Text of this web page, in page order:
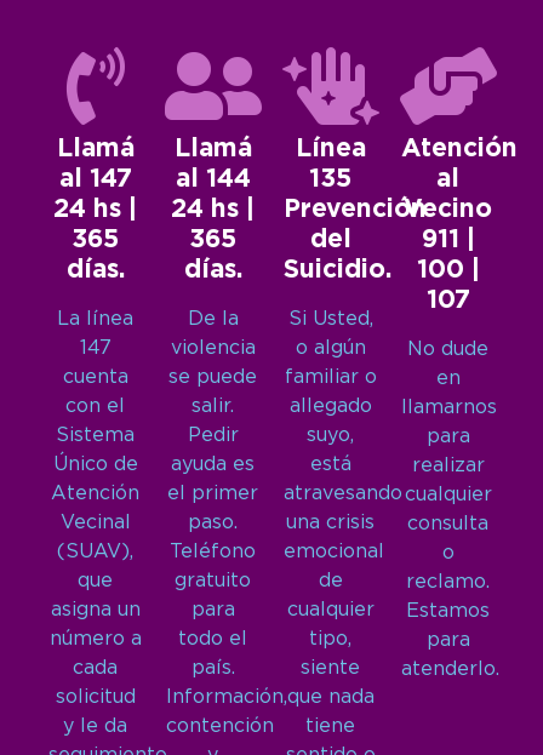
Llamá
al 147
24 hs |
365
días.
La línea
147
cuenta
con el
Sistema
Único de
Atención
Vecinal
(SUAV),
que
asigna un
número a
cada
solicitud
y le da
Llamá
al 144
24 hs |
365
días.
De la
violencia
se puede
salir.
Pedir
ayuda es
el primer
paso.
Teléfono
gratuito
para
todo el
país.
Información,
contención
Línea
135
Prevención
del
Suicidio.
Si Usted,
o algún
familiar o
allegado
suyo,
está
atravesando
una crisis
emocional
de
cualquier
tipo,
siente
que nada
tiene
Atención
al
Vecino
911 |
100 |
107
No dude
en
llamarnos
para
realizar
cualquier
consulta
o
reclamo.
Estamos
para
atenderlo.